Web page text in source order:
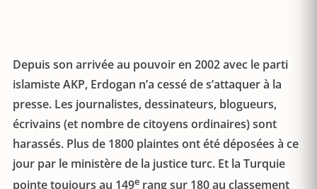
Depuis son arrivée au pouvoir en 2002 avec le parti
islamiste AKP, Erdogan n’a cessé de s’attaquer à la
presse. Les journalistes, dessinateurs, blogueurs,
écrivains (et nombre de citoyens ordinaires) sont
harassés. Plus de 1800 plaintes ont été déposées à ce
jour par le ministère de la justice turc. Et la Turquie
pointe toujours au 149e rang sur 180 au classement